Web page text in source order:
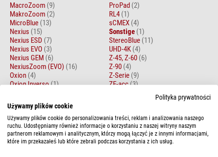
MacroZoom (9)
MakroZoom (2)
MicroBlue (13)
Nexius (15)
Nexius ESD (7)
Nexius EVO (3)
Nexius GEM (6)
NexiusZoom (EVO) (16)
Oxion (4)
Oxion Inverso(1)
ProPad (2)
RL4 (1)
sCMEX (4)
Sonstige (1)
StereoBlue (11)
UHD-4K (4)
Z-45, Z-60 (6)
Z-90 (4)
Z-Serie (9)
ZE-acc(3)
Artykuł 1 - 1 z 1 Sortowanie:
Euromex
PB.5006, mikroskop mierniczy 200x z oświetleniem
Polityka prywatności
Używamy plików cookie
Używamy plików cookie do personalizowania treści, reklam i analizowania naszego
ruchu. Udostępniamy również informacje o korzystaniu z naszej witryny naszym
partnerom reklamowym i analitycznym, którzy mogą łączyć je z innymi informacjami,
które im przekazałeś lub które zebrali podczas korzystania z ich usług.